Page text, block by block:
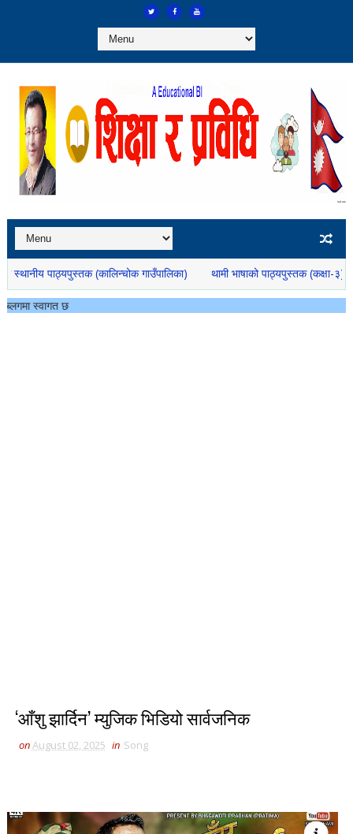
(कालिन्चोक गाउँपालिका) थामी भाषाको पाठ्यपुस्तक (कक्षा-३) डम्बर थामीको
‘आँशु झार्दिन’ म्युजिक भिडियो सार्वजनिक
onAugust 02, 2025 in Song